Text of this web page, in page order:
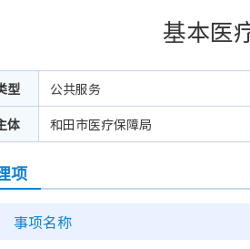
基本医
型
公共服务
体
和田市医疗保障局
项
事项名称